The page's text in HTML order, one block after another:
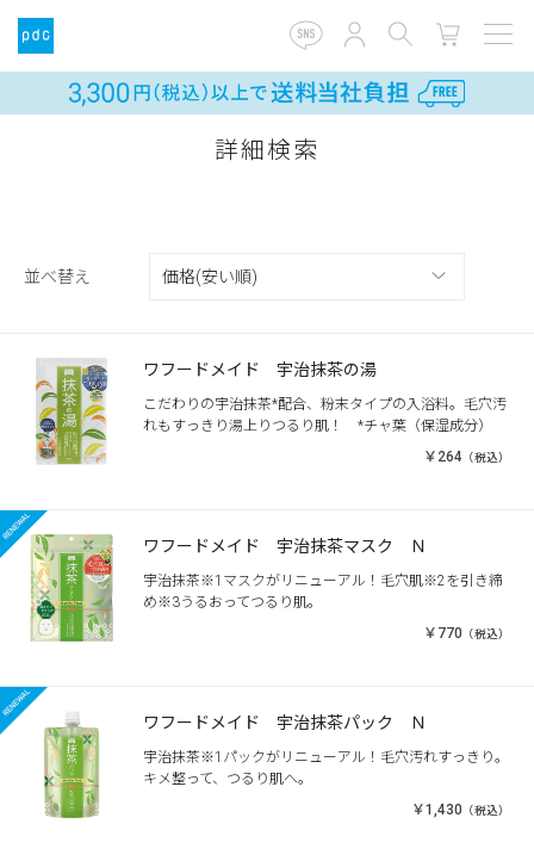
詳細検索
並べ替え
ワフードメイド 宇治抹茶の湯
こだわりの宇治抹茶*配合、粉末タイプの入浴料。毛穴汚
れもすっきり湯上りつるり肌！ *チャ葉（保湿成分）
￥264 （税込）
ワフードメイド 宇治抹茶マスク Ｎ
宇治抹茶※1マスクがリニューアル！毛穴肌※2を引き締
め※3うるおってつるり肌。
￥770 （税込）
ワフードメイド 宇治抹茶パック Ｎ
宇治抹茶※1パックがリニューアル！毛穴汚れすっきり。
キメ整って、つるり肌へ。
￥1,430 （税込）